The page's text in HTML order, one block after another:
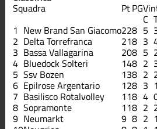
Squadra PtPG
C
1 New Brand San Giacomo228 5
2 Delta Torrefranca 218 3
3 Bassa Vallagarina 208 5
4 Bluedock Solteri 148 2
5 Ssv Bozen 138 2
6 Epilrose Argentario 128 3 1
7 Basilisco Rotalvolley 118 4
8 Sopramonte 118 2
9 Neumarkt 9 8 2 1